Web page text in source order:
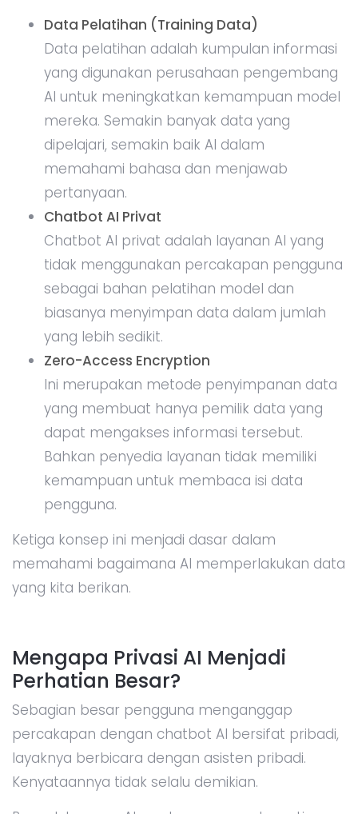
Data Pelatihan (Training Data)
Data pelatihan adalah kumpulan informasi
yang digunakan perusahaan pengembang
AI untuk meningkatkan kemampuan model
mereka. Semakin banyak data yang
dipelajari, semakin baik AI dalam
memahami bahasa dan menjawab
pertanyaan.
Chatbot AI Privat
Chatbot AI privat adalah layanan AI yang
tidak menggunakan percakapan pengguna
sebagai bahan pelatihan model dan
biasanya menyimpan data dalam jumlah
yang lebih sedikit.
Zero-Access Encryption
Ini merupakan metode penyimpanan data
yang membuat hanya pemilik data yang
dapat mengakses informasi tersebut.
Bahkan penyedia layanan tidak memiliki
kemampuan untuk membaca isi data
pengguna.
Ketiga konsep ini menjadi dasar dalam
memahami bagaimana AI memperlakukan data
yang kita berikan.
Mengapa Privasi AI Menjadi
Perhatian Besar?
Sebagian besar pengguna menganggap
percakapan dengan chatbot AI bersifat pribadi,
layaknya berbicara dengan asisten pribadi.
Kenyataannya tidak selalu demikian.